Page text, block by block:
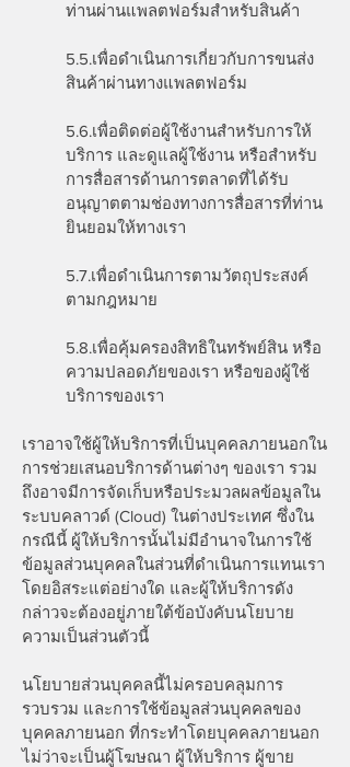
ท่านผ่านแพลตฟอร์มสำหรับสินค้า
5.5.เพื่อดำเนินการเกี่ยวกับการขนส่ง
สินค้าผ่านทางแพลตฟอร์ม
5.6.เพื่อติดต่อผู้ใช้งานสำหรับการให้
บริการ และดูแลผู้ใช้งาน หรือสำหรับ
การสื่อสารด้านการตลาดที่ได้รับ
อนุญาตตามช่องทางการสื่อสารที่ท่าน
ยินยอมให้ทางเรา
5.7.เพื่อดำเนินการตามวัตถุประสงค์
ตามกฎหมาย
5.8.เพื่อคุ้มครองสิทธิในทรัพย์สิน หรือ
ความปลอดภัยของเรา หรือของผู้ใช้
บริการของเรา
เราอาจใช้ผู้ให้บริการที่เป็นบุคคลภายนอกใน
การช่วยเสนอบริการด้านต่างๆ ของเรา รวม
ถึงอาจมีการจัดเก็บหรือประมวลผลข้อมูลใน
ระบบคลาวด์ (Cloud) ในต่างประเทศ ซึ่งใน
กรณีนี้ ผู้ให้บริการนั้นไม่มีอำนาจในการใช้
ข้อมูลส่วนบุคคลในส่วนที่ดำเนินการแทนเรา
โดยอิสระแต่อย่างใด และผู้ให้บริการดัง
กล่าวจะต้องอยู่ภายใต้ข้อบังคับนโยบาย
ความเป็นส่วนตัวนี้
นโยบายส่วนบุคคลนี้ไม่ครอบคลุมการ
รวบรวม และการใช้ข้อมูลส่วนบุคคลของ
บุคคลภายนอก ที่กระทำโดยบุคคลภายนอก
ไม่ว่าจะเป็นผู้โฆษณา ผู้ให้บริการ ผู้ขาย